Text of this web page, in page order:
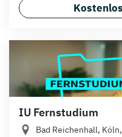
IU Fernstudium
Bad Reichenhall,